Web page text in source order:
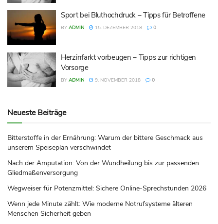
Sport bei Bluthochdruck – Tipps für Betroffene
BY ADMIN 15. DEZEMBER 2018 0
Herzinfarkt vorbeugen – Tipps zur richtigen
Vorsorge
BY ADMIN 9. NOVEMBER 2018 0
Neueste Beiträge
Bitterstoffe in der Ernährung: Warum der bittere Geschmack aus
unserem Speiseplan verschwindet
Nach der Amputation: Von der Wundheilung bis zur passenden
Gliedmaßenversorgung
Wegweiser für Potenzmittel: Sichere Online-Sprechstunden 2026
Wenn jede Minute zählt: Wie moderne Notrufsysteme älteren
Menschen Sicherheit geben